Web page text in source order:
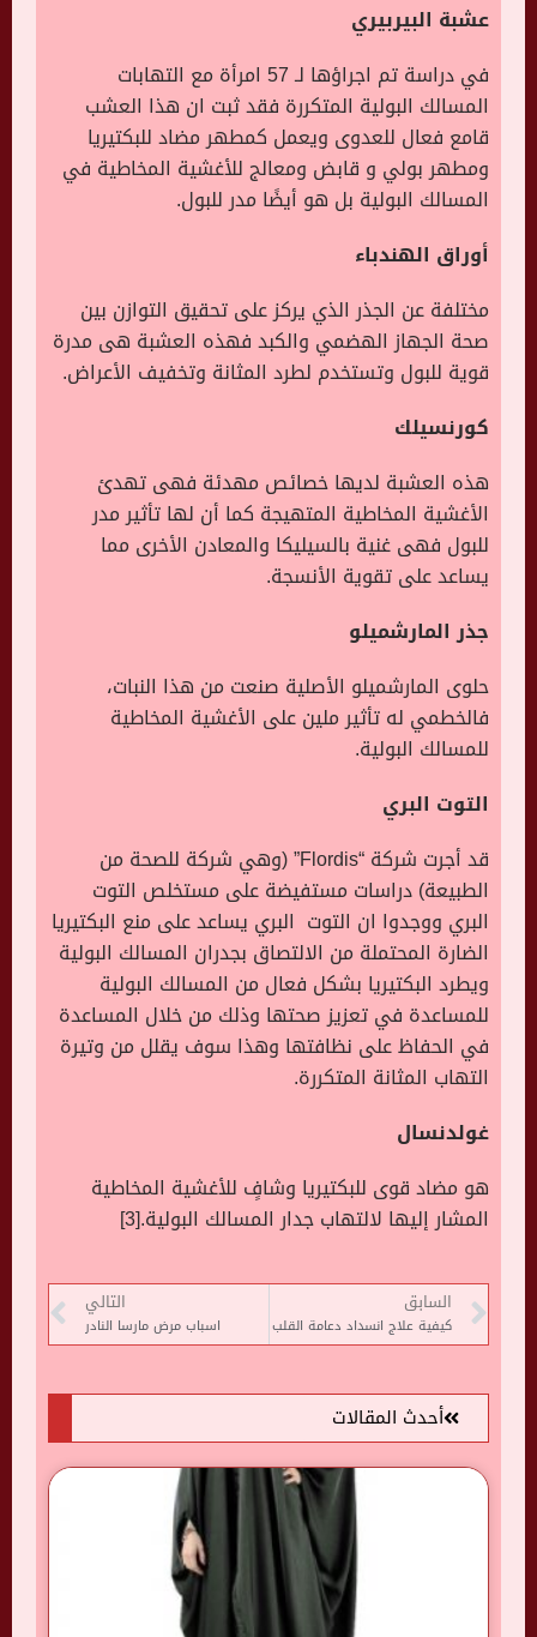
عشبة البيربيري
في دراسة تم اجراؤها لـ 57 امرأة مع التهابات
المسالك البولية المتكررة فقد ثبت ان هذا العشب
قامع فعال للعدوى ويعمل كمطهر مضاد للبكتيريا
ومطهر بولي و قابض ومعالج للأغشية المخاطية في
المسالك البولية بل هو أيضًا مدر للبول.
أوراق الهندباء
مختلفة عن الجذر الذي يركز على تحقيق التوازن بين
صحة الجهاز الهضمي والكبد فهذه العشبة هى مدرة
قوية للبول وتستخدم لطرد المثانة وتخفيف الأعراض.
كورنسيلك
هذه العشبة لديها خصائص مهدئة فهى تهدئ
الأغشية المخاطية المتهيجة كما أن لها تأثير مدر
للبول فهى غنية بالسيليكا والمعادن الأخرى مما
يساعد على تقوية الأنسجة.
جذر المارشميلو
حلوى المارشميلو الأصلية صنعت من هذا النبات،
فالخطمي له تأثير ملين على الأغشية المخاطية
للمسالك البولية.
التوت البري
قد أجرت شركة “Flordis” (وهي شركة للصحة من
الطبيعة) دراسات مستفيضة على مستخلص التوت
البري ووجدوا ان التوت البري يساعد على منع البكتيريا
الضارة المحتملة من الالتصاق بجدران المسالك البولية
ويطرد البكتيريا بشكل فعال من المسالك البولية
للمساعدة في تعزيز صحتها وذلك من خلال المساعدة
في الحفاظ على نظافتها وهذا سوف يقلل من وتيرة
التهاب المثانة المتكررة.
غولدنسال
هو مضاد قوى للبكتيريا وشافٍ للأغشية المخاطية
المشار إليها لالتهاب جدار المسالك البولية.[3]
السابق
كيفية علاج انسداد دعامة القلب
التالي
اسباب مرض مارسا النادر
أحدث المقالات